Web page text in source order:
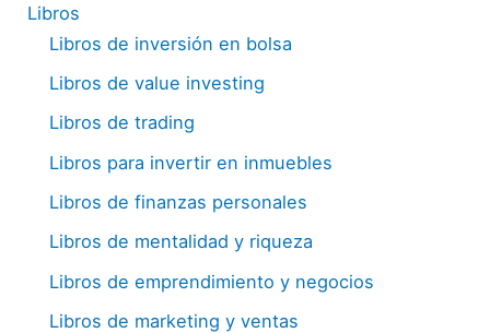
Libros
Libros de inversión en bolsa
Libros de value investing
Libros de trading
Libros para invertir en inmuebles
Libros de finanzas personales
Libros de mentalidad y riqueza
Libros de emprendimiento y negocios
Libros de marketing y ventas